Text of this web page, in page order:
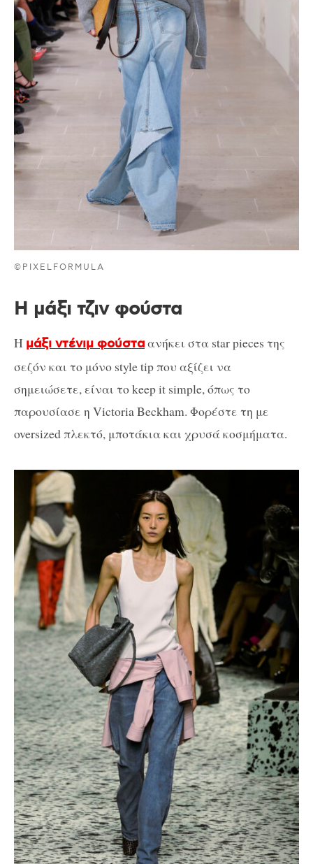
©PIXELFORMULA
Η μάξι τζιν φούστα
Η μάξι ντένιμ φούσταανήκει στα star pieces της
σεζόν και το μόνο style tip που αξίζει να
σημειώσετε, είναι το keep it simple, όπως το
παρουσίασε η Victoria Beckham. Φορέστε τη με
oversized πλεκτό, μποτάκια και χρυσά κοσμήματα.